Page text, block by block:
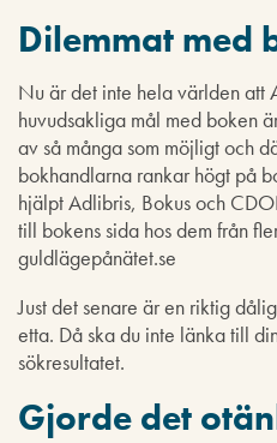
Dilemmat med
Nu är det inte hela världen att
huvudsakliga mål med boken
av så många som möjligt och
bokhandlarna rankar högt på
hjälpt Adlibris, Bokus och
till bokens sida hos dem från
guldlägepånätet.se
Just det senare är en riktig
etta. Då ska du inte länka till
sökresultatet.
Gjorde det